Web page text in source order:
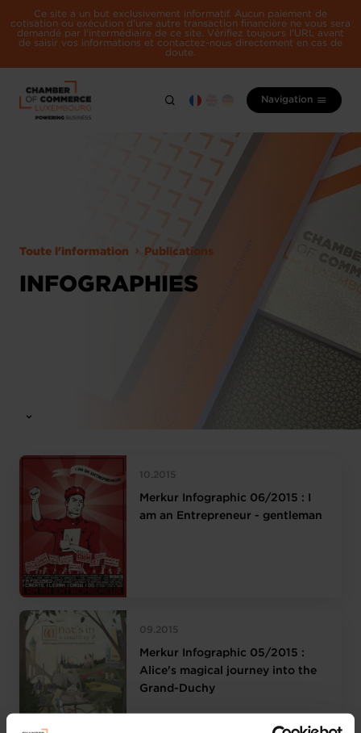
Ce site a un but exclusivement informatif. Aucun paiement de
cotisation ou exécution d'une autre transaction financière ne vous sera
demandé par l'intermédiaire de ce site. Vérifiez toujours l'URL avant
de saisir vos informations et contactez-nous directement en cas de
doute.
Navigation
Toute l'information Publications
INFOGRAPHIES
10.2015
Merkur Infographic 06/2015 : I
am an Entrepreneur - gentleman
09.2015
Merkur Infographic 05/2015 :
Alice's magical journey into the
Grand-Duchy